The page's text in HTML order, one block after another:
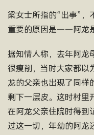
梁女士所指的“出事”，
重要的原因是——阿龙
据知情人称，去年阿龙
很瘦削，当时大家都以
龙的父亲也出现了同样
剩下一层皮。这时村里
在阿龙父亲住院时得到
过这一切，年幼的阿龙